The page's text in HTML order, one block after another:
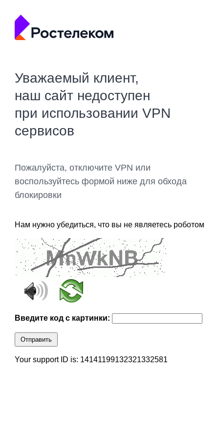
Уважаемый клиент,
наш сайт недоступен
при использовании VPN
сервисов
Пожалуйста, отключите VPN или
воспользуйтесь формой ниже для обхода
блокировки
Нам нужно убедиться, что вы не являетесь роботом
Введите код с картинки:
Отправить
Your support ID is: 14141199132321332581